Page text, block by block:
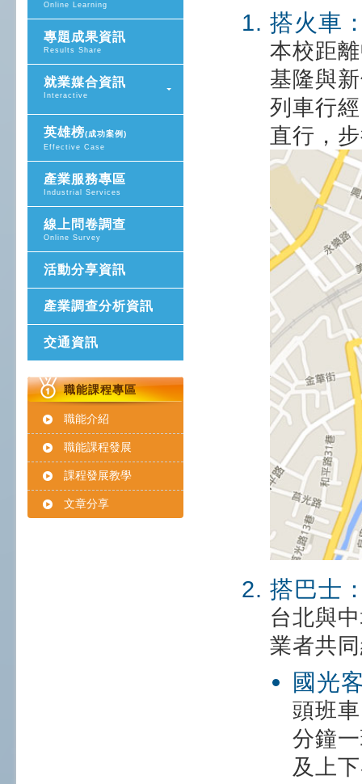
Online Learning
專題成果資訊
Results Share
就業媒合資訊
Interactive
英雄榜(成功案例)
Effective Case
產業服務專區
Industrial Services
線上問卷調查
Online Survey
活動分享資訊
產業調查分析資訊
交通資訊
職能課程專區
職能介紹
職能課程發展
課程發展教學
文章分享
搭火車
本校距
基隆與
列車行
直行，
搭巴士
台北與
業者共
國光
頭班
分鐘
及上